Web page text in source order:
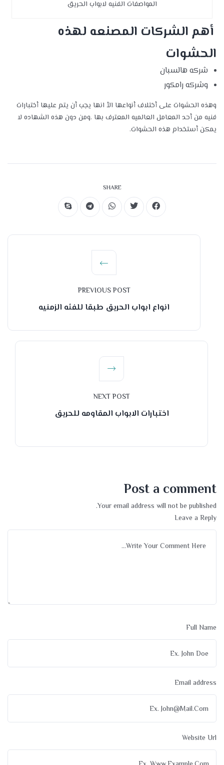
المواصفات الفنيه لابواب الحريق
أهم الشركات المصنعه لهذه
الحشوات
شركه هالسبان
وشركه رامكور
وهذه الحشوات على أختلاف أنواعها الأ انها يجب أن يتم عليها أختبارات
فنيه من أحد المعامل العالميه المعترف بها .ومن دون هذه الشهاده لا
يمكن أستخدام هذه الحشوات.
SHARE
PREVIOUS POST
انواع ابواب الحريق طبقا للفئه الزمنيه
NEXT POST
اختبارات الابواب المقاومه للحريق
Post a comment
Your email address will not be published.
Leave a Reply
Full Name
Email address
Website Url